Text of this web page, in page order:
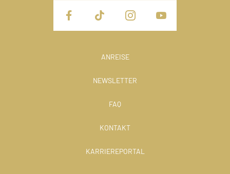
ANREISE
NEWSLETTER
FAQ
KONTAKT
KARRIEREPORTAL